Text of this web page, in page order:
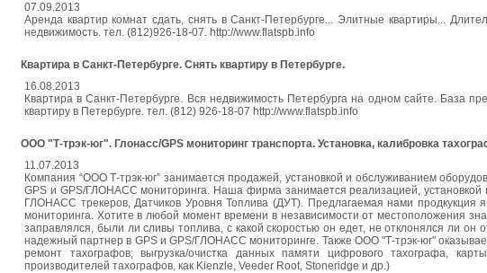
07.09.2013
Аренда квартир комнат сдать, снять в Санкт-Петербурге... Элитные квартиры...
недвижимость. тел. (812)926-18-07. http://www.flatspb.info
Квартира в Санкт-Петербурге. Снять квартиру в Петербурге.
16.08.2013
Квартира в Санкт-Петербурге. Вся недвижимость Петербурга на одном сайте. База
квартиру в Петербурге. тел. (812) 926-18-07 http://www.flatspb.info
ООО "Т-трэк-юг". Глонасс/GPS мониторинг транспорта. Установка, калибровка
11.07.2013
Компания “ООО Т-трэк-юг” занимается продажей, установкой и обслуживанием
GPS и GPS/ГЛОНАСС мониторинга. Наша фирма занимается реализацией,
ГЛОНАСС трекеров, Датчиков Уровня Топлива (ДУТ). Предлагаемая нами
мониторинга. Хотите в любой момент времени в независимости от местоположения
заправлялся, были ли сливы топлива, с какой скоростью он едет, не отклонялся ли
надежный партнер в GPS и GPS/ГЛОНАСС мониторинге. Также ООО "Т-трэк-юг"
ремонт тахографов; выгрузка/очистка данных памяти цифрового тахографа,
производителей тахографов, как Kienzle, Veeder Root, Stoneridge и др.)